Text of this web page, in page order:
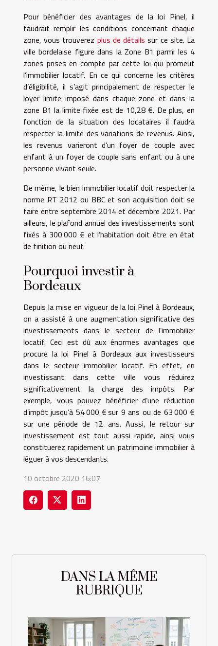
Pour bénéficier des avantages de la loi Pinel, il
faudrait remplir les conditions concernant chaque
zone, vous trouverez plus de détails sur ce site. La
ville bordelaise figure dans la Zone B1 parmi les 4
zones prises en compte par cette loi qui promeut
l’immobilier locatif. En ce qui concerne les critères
d’éligibilité, il s’agit principalement de respecter le
loyer limite imposé dans chaque zone et dans la
zone B1 la limite fixée est de 10,28 €. De plus, en
fonction de la situation des locataires il faudra
respecter la limite des variations de revenus. Ainsi,
les revenus varieront d’un foyer de couple avec
enfant à un foyer de couple sans enfant ou à une
personne vivant seule.
De même, le bien immobilier locatif doit respecter la
norme RT 2012 ou BBC et son acquisition doit se
faire entre septembre 2014 et décembre 2021. Par
ailleurs, le plafond annuel des investissements sont
fixés à 300 000 € et l’habitation doit être en état
de finition ou neuf.
Pourquoi investir à
Bordeaux
Depuis la mise en vigueur de la loi Pinel à Bordeaux,
on a assisté à une augmentation significative des
investissements dans le secteur de l’immobilier
locatif. Ceci est dû aux énormes avantages que
procure la loi Pinel à Bordeaux aux investisseurs
dans le secteur immobilier locatif. En effet, en
investissant dans cette ville vous réduirez
significativement la charge des impôts. Par
exemple, vous pouvez bénéficier d’une réduction
d’impôt jusqu’à 54 000 € sur 9 ans ou de 63 000 €
sur une période de 12 ans. Aussi, le retour sur
investissement est tout aussi rapide, ainsi vous
constituerez rapidement un patrimoine immobilier à
léguer à vos descendants.
10 octobre 2020 16:07
DANS LA MÊME
RUBRIQUE